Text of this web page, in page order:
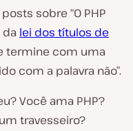
sobre “O PHP
da lei dos títulos de
termine com uma
com a palavra não”.
Você ama PHP?
travesseiro?